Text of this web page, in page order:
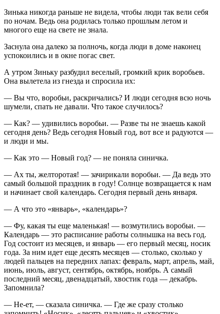
Зинька никогда раньше не видела, чтобы люди так вели себя
по ночам. Ведь она родилась только прошлым летом и
многого еще на свете не знала.
Заснула она далеко за полночь, когда люди в доме наконец
успокоились и в окне погас свет.
А утром Зиньку разбудил веселый, громкий крик воробьев.
Она вылетела из гнезда и спросила их:
— Вы что, воробьи, раскричались? И люди сегодня всю ночь
шумели, спать не давали. Что такое случилось?
— Как? — удивились воробьи. — Разве ты не знаешь какой
сегодня день? Ведь сегодня Новый год, вот все и радуются —
и люди и мы.
— Как это — Новый год? — не поняла синичка.
— Ах ты, желторотая! — зачирикали воробьи. — Да ведь это
самый большой праздник в году! Солнце возвращается к нам
и начинает свой календарь. Сегодня первый день января.
— А что это «январь», «календарь»?
— Фу, какая ты еще маленькая! — возмутились воробьи. —
Календарь — это расписание работы солнышка на весь год.
Год состоит из месяцев, и январь — его первый месяц, носик
года. За ним идет еще десять месяцев — столько, сколько у
людей пальцев на передних лапах: февраль, март, апрель, май,
июнь, июль, август, сентябрь, октябрь, ноябрь. А самый
последний месяц, двенадцатый, хвостик года — декабрь.
Запомнила?
— Не-ет, — сказала синичка. — Где же сразу столько